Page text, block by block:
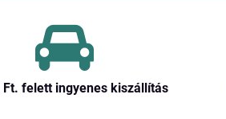
Ft​. felett ingyenes kiszállítás